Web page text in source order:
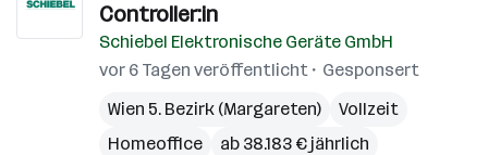
Controller:in
Schiebel Elektronische Geräte GmbH
vor 6 Tagen veröffentlicht
Gesponsert
Wien 5. Bezirk (Margareten)
Vollzeit
Homeoffice
ab 38.183 € jährlich